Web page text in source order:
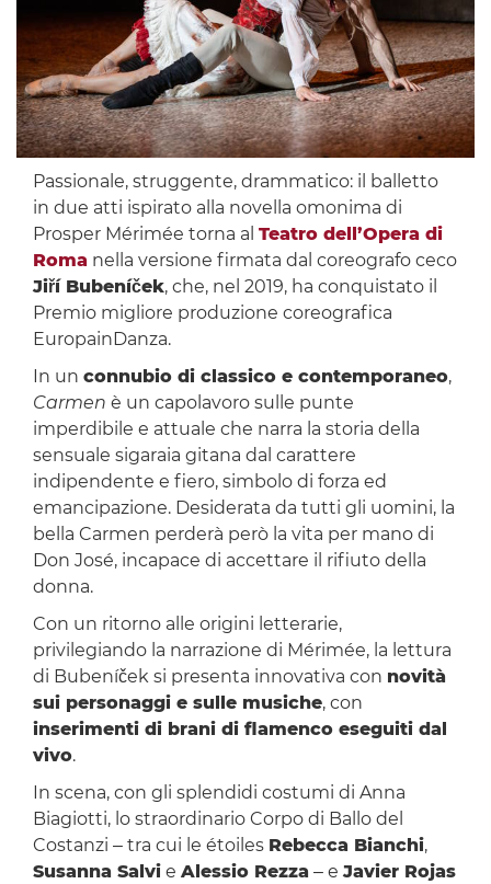
Passionale, struggente, drammatico: il balletto
in due atti ispirato alla novella omonima di
Prosper Mérimée torna al Teatro dell’Opera di
Romanella versione firmata dal coreografo ceco
Jiří Bubeníček, che, nel 2019, ha conquistato il
Premio migliore produzione coreografica
EuropainDanza.
In un connubio di classico e contemporaneo,
Carmen è un capolavoro sulle punte
imperdibile e attuale che narra la storia della
sensuale sigaraia gitana dal carattere
indipendente e fiero, simbolo di forza ed
emancipazione. Desiderata da tutti gli uomini, la
bella Carmen perderà però la vita per mano di
Don José, incapace di accettare il rifiuto della
donna.
Con un ritorno alle origini letterarie,
privilegiando la narrazione di Mérimée, la lettura
di Bubeníček si presenta innovativa con novità
sui personaggi e sulle musiche, con
inserimenti di brani di flamenco eseguiti dal
vivo.
In scena, con gli splendidi costumi di Anna
Biagiotti, lo straordinario Corpo di Ballo del
Costanzi ‒ tra cui le étoiles Rebecca Bianchi,
Susanna Salvie Alessio Rezza ‒ e Javier Rojas